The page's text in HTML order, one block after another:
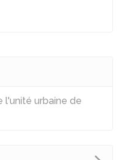
l'unité urbaine de